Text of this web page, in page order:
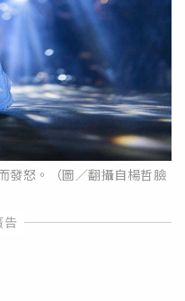
發怒。（圖／翻攝自楊哲臉